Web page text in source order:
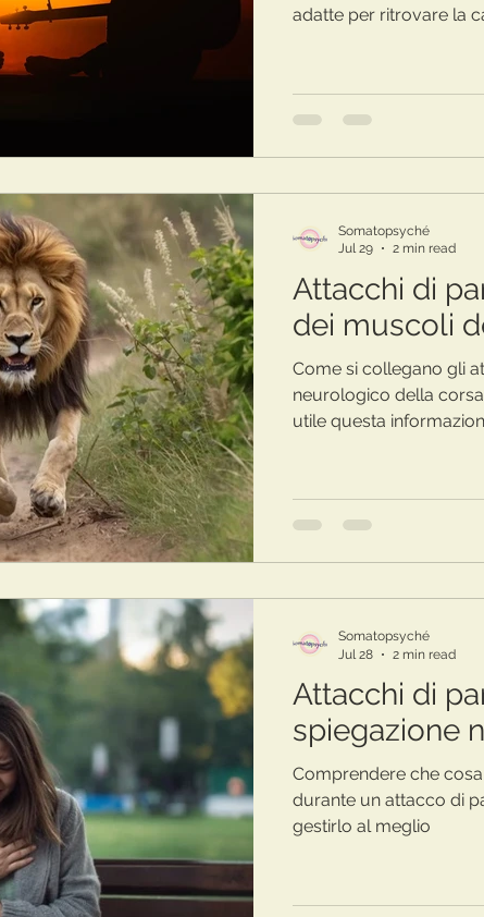
adatte per ritrovare la
Attacchi di
dei muscoli
Come si collegano gli
neurologico della
utile questa
Somatopsyché
Jul 29
2 min read
Attacchi di
spiegazione
Comprendere che
durante un attacco di
gestirlo al meglio
Somatopsyché
Jul 28
2 min read